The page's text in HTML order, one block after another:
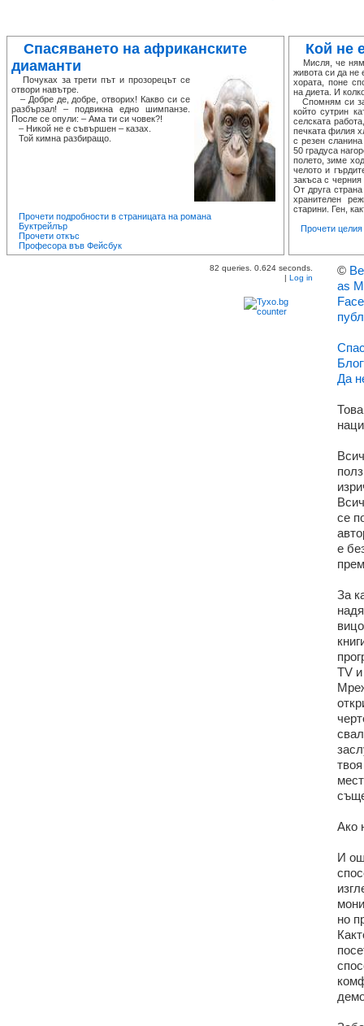
Спасяването на африканските
диаманти
Почуках за трети път и прозорецът се
отвори навътре.
– Добре де, добре, отворих! Какво си се
разбързал! – подвикна едно шимпанзе.
После се опули: – Ама ти си човек?!
– Никой не е съвършен – казах.
Той кимна разбиращо.
Прочети подробности в страницата на романа
Буктрейлър
Прочети откъс
Професора във Фейсбук
Кой не
Мисля, че
живота си да не
хората, поне
на диета. И
Спомням си за
който сутрин
селската
печката филия
с резен
50 градуса
полето, зиме
челото и
закъса с
От друга
хранителен
старини. Ген,
Прочети целия
82 queries. 0.624 seconds.
| Log in
©
as
Да
се
е
За
TV
Ако
И
но